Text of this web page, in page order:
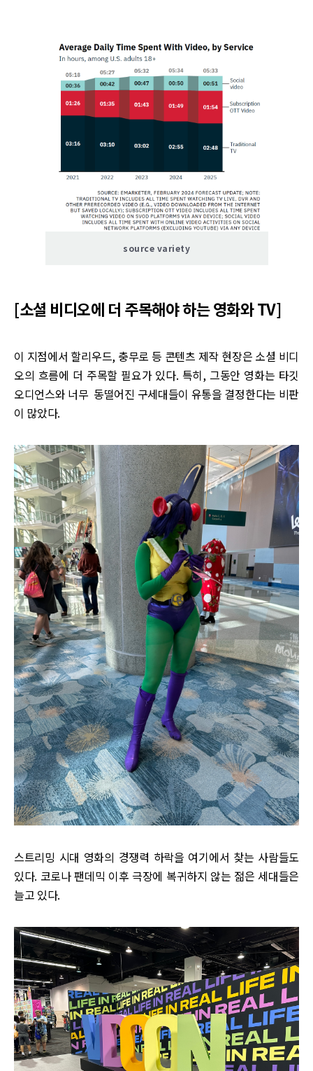
source variety
[소셜 비디오에 더 주목해야 하는 영화와 TV]
이 지점에서 할리우드, 충무로 등 콘텐츠 제작 현장은 소셜 비디
오의 흐름에 더 주목할 필요가 있다. 특히, 그동안 영화는 타깃
오디언스와 너무 동떨어진 구세대들이 유통을 결정한다는 비판
이 많았다.
스트리밍 시대 영화의 경쟁력 하락을 여기에서 찾는 사람들도
있다. 코로나 팬데믹 이후 극장에 복귀하지 않는 젊은 세대들은
늘고 있다.